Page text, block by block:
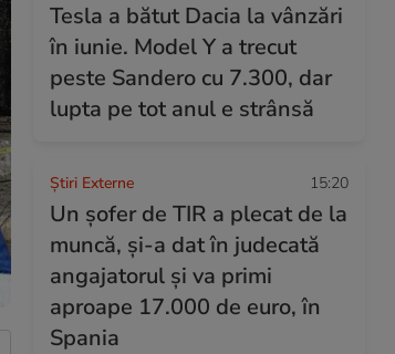
Tesla a bătut Dacia la vânzări
în iunie. Model Y a trecut
peste Sandero cu 7.300, dar
lupta pe tot anul e strânsă
Știri Externe 15:20
Un șofer de TIR a plecat de la
muncă, și-a dat în judecată
angajatorul și va primi
aproape 17.000 de euro, în
Spania